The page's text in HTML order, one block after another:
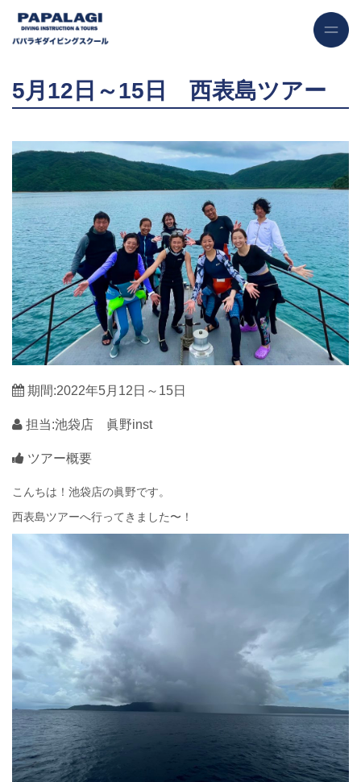
5月12日～15日 西表島ツアー
期間:2022年5月12日～15日
担当:池袋店 眞野inst
ツアー概要
こんちは！池袋店の眞野です。
西表島ツアーへ行ってきました〜！